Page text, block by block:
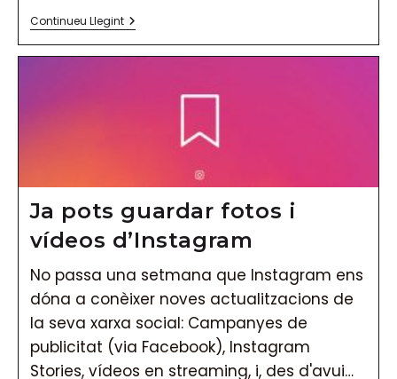
Continueu LlegintDescarrega
Fotos
I
Ja pots guardar fotos i
vídeos d’Instagram
No passa una setmana que Instagram ens
dóna a conèixer noves actualitzacions de
la seva xarxa social: Campanyes de
publicitat (via Facebook), Instagram
Stories, vídeos en streaming, i, des d'avui…